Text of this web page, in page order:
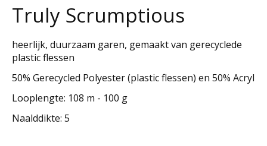
Truly Scrumptious
heerlijk, duurzaam garen, gemaakt van gerecyclede
plastic flessen
50% Gerecycled Polyester (plastic flessen) en 50% Acryl
Looplengte: 108 m - 100 g
Naalddikte: 5